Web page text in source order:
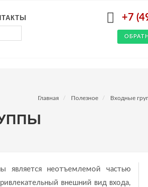
+7
Главная Полезное Входные
является неотъемлемой частью
внешний вид входа,